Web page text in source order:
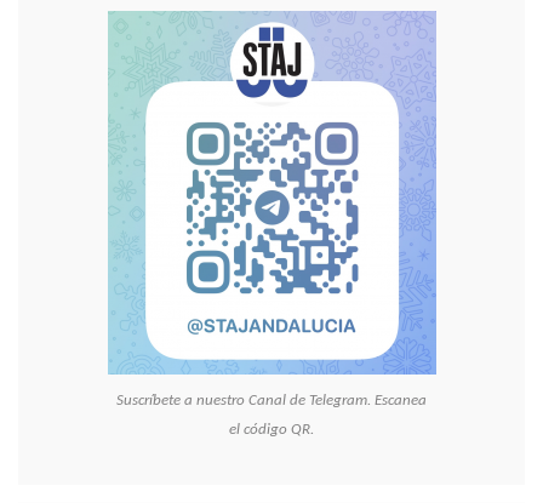
Suscríbete a nuestro Canal de Telegram. Escanea
el código QR.